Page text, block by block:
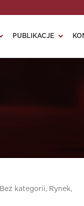
PUBLIKACJE
Bez kategorii, Rynek,